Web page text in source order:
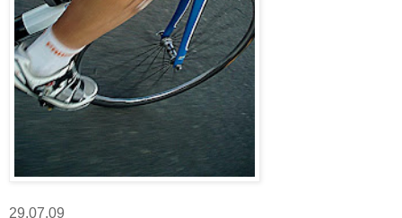
29.07.09